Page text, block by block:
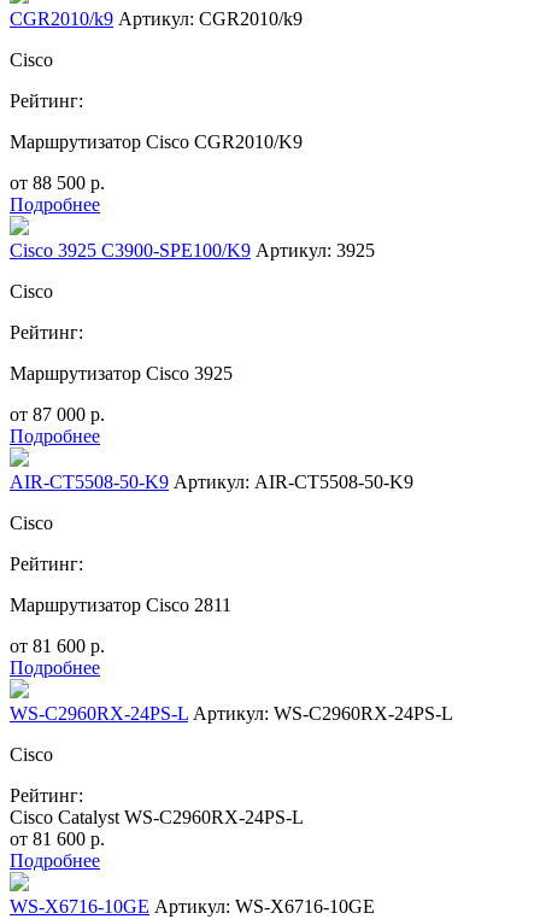
CGR2010/k9 Артикул: CGR2010/k9
Cisco
Рейтинг:
Маршрутизатор Cisco CGR2010/K9
от 88 500 р.
Подробнее
Cisco 3925 C3900-SPE100/K9 Артикул: 3925
Cisco
Рейтинг:
Маршрутизатор Cisco 3925
от 87 000 р.
Подробнее
AIR-CT5508-50-K9 Артикул: AIR-CT5508-50-K9
Cisco
Рейтинг:
Маршрутизатор Cisco 2811
от 81 600 р.
Подробнее
WS-C2960RX-24PS-L Артикул: WS-C2960RX-24PS-L
Cisco
Рейтинг:
Cisco Catalyst WS-C2960RX-24PS-L
от 81 600 р.
Подробнее
WS-X6716-10GE Артикул: WS-X6716-10GE